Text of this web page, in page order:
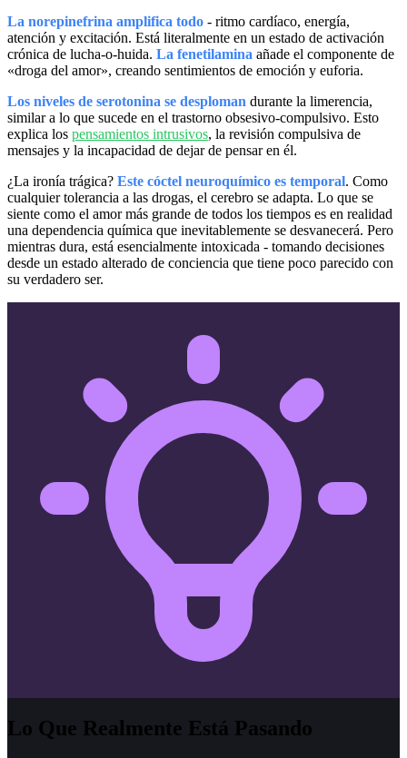
La norepinefrina amplifica todo - ritmo cardíaco, energía,
atención y excitación. Está literalmente en un estado de activación
crónica de lucha-o-huida. La fenetilamina añade el componente de
«droga del amor», creando sentimientos de emoción y euforia.
Los niveles de serotonina se desploman durante la limerencia,
similar a lo que sucede en el trastorno obsesivo-compulsivo. Esto
explica los pensamientos intrusivos, la revisión compulsiva de
mensajes y la incapacidad de dejar de pensar en él.
¿La ironía trágica? Este cóctel neuroquímico es temporal. Como
cualquier tolerancia a las drogas, el cerebro se adapta. Lo que se
siente como el amor más grande de todos los tiempos es en realidad
una dependencia química que inevitablemente se desvanecerá. Pero
mientras dura, está esencialmente intoxicada - tomando decisiones
desde un estado alterado de conciencia que tiene poco parecido con
su verdadero ser.
Lo Que Realmente Está Pasando